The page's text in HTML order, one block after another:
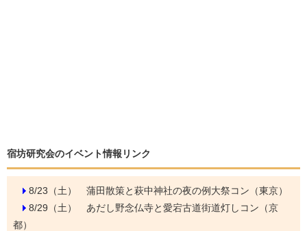
宿坊研究会のイベント情報リンク
8/23（土） 蒲田散策と萩中神社の夜の例大祭コン（東京）
8/29（土） あだし野念仏寺と愛宕古道街道灯しコン（京
都）